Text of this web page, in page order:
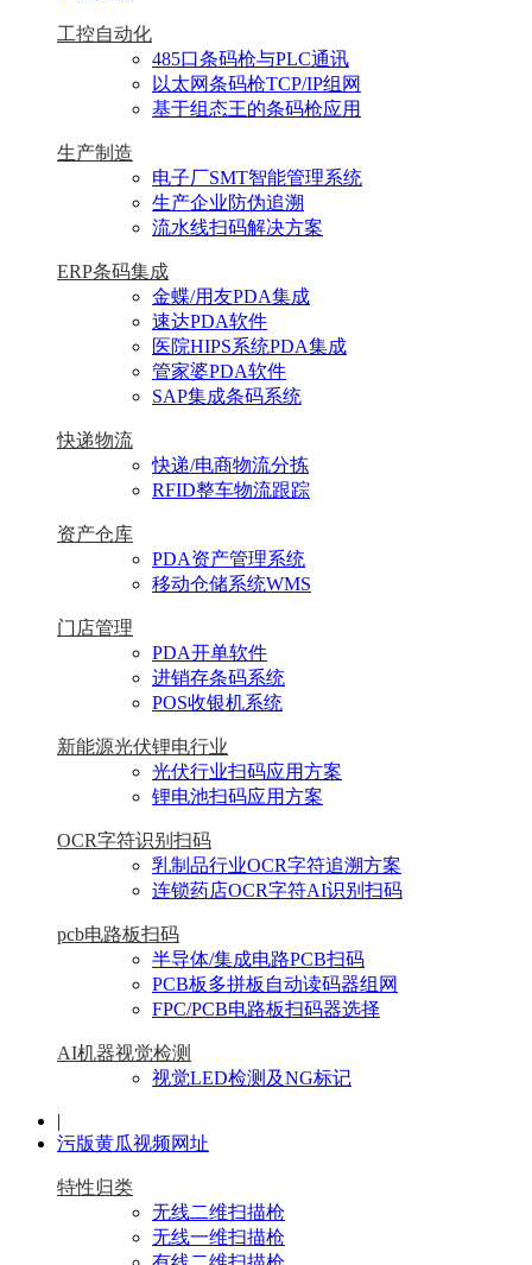
工控自动化
485口条码枪与PLC通讯
以太网条码枪TCP/IP组网
基于组态王的条码枪应用
生产制造
电子厂SMT智能管理系统
生产企业防伪追溯
流水线扫码解决方案
ERP条码集成
金蝶/用友PDA集成
速达PDA软件
医院HIPS系统PDA集成
管家婆PDA软件
SAP集成条码系统
快递物流
快递/电商物流分拣
RFID整车物流跟踪
资产仓库
PDA资产管理系统
移动仓储系统WMS
门店管理
PDA开单软件
进销存条码系统
POS收银机系统
新能源光伏锂电行业
光伏行业扫码应用方案
锂电池扫码应用方案
OCR字符识别扫码
乳制品行业OCR字符追溯方案
连锁药店OCR字符AI识别扫码
pcb电路板扫码
半导体/集成电路PCB扫码
PCB板多拼板自动读码器组网
FPC/PCB电路板扫码器选择
AI机器视觉检测
视觉LED检测及NG标记
|
污版黄瓜视频网址
特性归类
无线二维扫描枪
无线一维扫描枪